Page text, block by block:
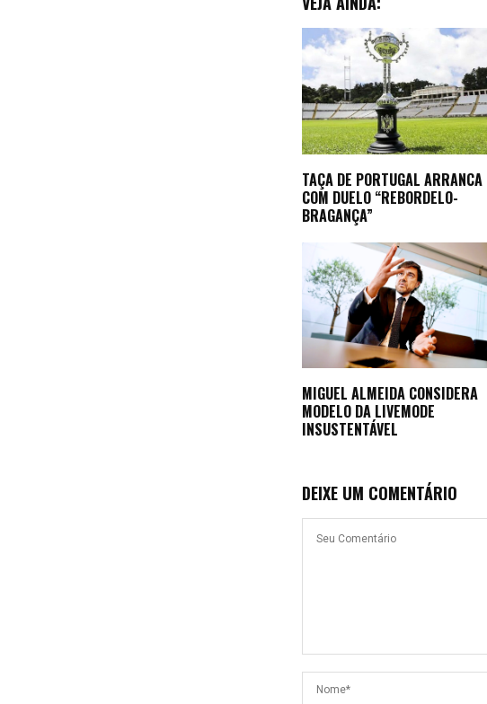
TAÇA DE PORTUGAL ARRANCA
COM DUELO “REBORDELO-
BRAGANÇA”
MIGUEL ALMEIDA CONSIDERA
MODELO DA LIVEMODE
INSUSTENTÁVEL
DEIXE UM COMENTÁRIO